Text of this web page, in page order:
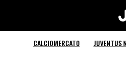
CALCIOMERCATO JUVENTUS